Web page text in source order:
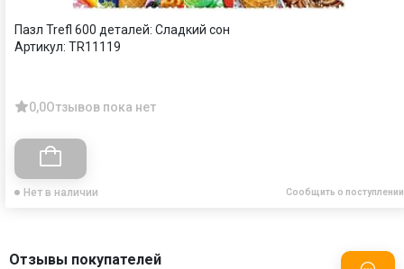
Пазл Trefl 600 деталей: Сладкий сон
Артикул: TR11119
0,0Отзывов пока нет
Нет в наличии Сообщить о поступлении
Отзывы покупателей